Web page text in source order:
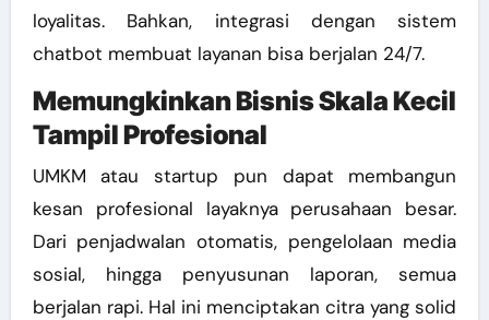
loyalitas. Bahkan, integrasi dengan sistem
chatbot membuat layanan bisa berjalan 24/7.
Memungkinkan Bisnis Skala Kecil
Tampil Profesional
UMKM atau startup pun dapat membangun
kesan profesional layaknya perusahaan besar.
Dari penjadwalan otomatis, pengelolaan media
sosial, hingga penyusunan laporan, semua
berjalan rapi. Hal ini menciptakan citra yang solid